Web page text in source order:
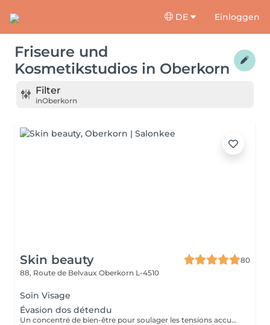
DE Einloggen
Friseure und
Kosmetikstudios in Oberkorn
Filter
inOberkorn
Skin beauty
80
88, Route de Belvaux Oberkorn L-4510
Soin Visage
Évasion dos détendu
Un concentré de bien-être pour soulager les tensions accumulées. Ce massage ciblé du dos, de la nuque et des épaules combine des manuvres enveloppantes et profondes pour libérer le stress et apporter une sensation immédiate de légèreté. Idéal pour une pause relaxante en pleine journée.